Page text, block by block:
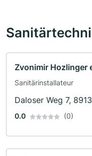
Zvonimir Hozlinger
Sanitärinstallateur
Daloser Weg 7,
0.0 (0)